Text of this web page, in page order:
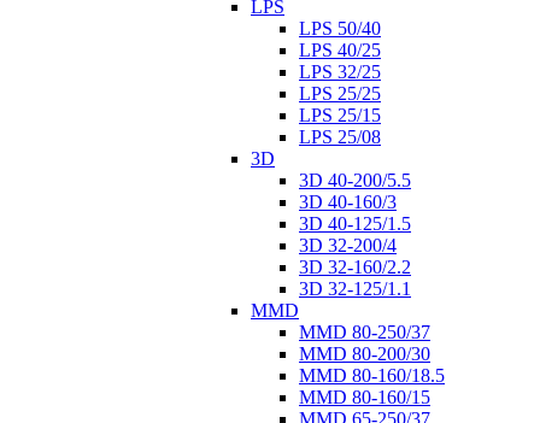
LPS
LPS 50/40
LPS 40/25
LPS 32/25
LPS 25/25
LPS 25/15
LPS 25/08
3D
3D 40-200/5.5
3D 40-160/3
3D 40-125/1.5
3D 32-200/4
3D 32-160/2.2
3D 32-125/1.1
MMD
MMD 80-250/37
MMD 80-200/30
MMD 80-160/18.5
MMD 80-160/15
MMD 65-250/37